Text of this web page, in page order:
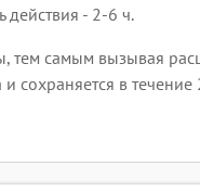
действия - 2-6 ч.
самым вызывая
в